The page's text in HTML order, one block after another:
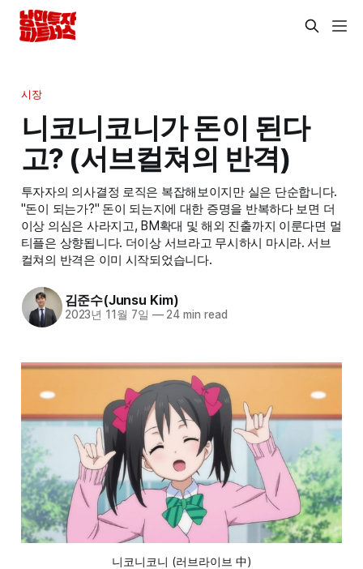
시장
니코니코니가 돈이 된다
고? (서브컬쳐의 반격)
투자자의 의사결정 로직은 복잡해보이지만 실은 단순합니다.
"돈이 되는가?" 돈이 되는지에 대한 증명을 반복하다 보면 더
이상 의심은 사라지고, BM확대 및 해외 진출까지 이룬다면 멀
티플은 상향됩니다. 더이상 서브라고 무시하시 마시라. 서브
컬쳐의 반격은 이미 시작되었습니다.
김준수(Junsu Kim)
2023년 11월 7일 —24 min read
니코니코니 (러브라이브 中)